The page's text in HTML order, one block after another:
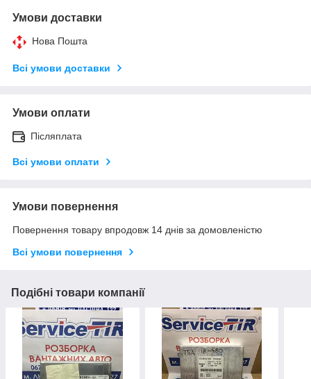
Умови доставки
Нова Пошта
Всі умови доставки
Умови оплати
Післяплата
Всі умови оплати
Умови повернення
Повернення товару впродовж 14 днів за домовленістю
Всі умови повернення
Подібні товари компанії